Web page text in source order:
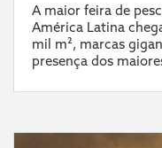
A maior feira de
América Latina
mil m², marcas
presença dos